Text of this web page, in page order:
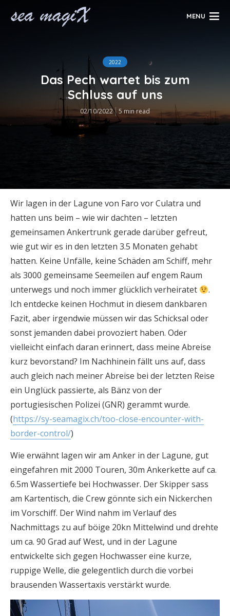
MENU
2022
Das Pech wartet bis zum
Schluss auf uns
02/10/2022 5 min read
Wir lagen in der Lagune von Faro vor Culatra und
hatten uns beim – wie wir dachten – letzten
gemeinsamen Ankertrunk gerade darüber gefreut,
wie gut wir es in den letzten 3.5 Monaten gehabt
hatten. Keine Unfälle, keine Schäden am Schiff, mehr
als 3000 gemeinsame Seemeilen auf engem Raum
unterwegs und noch immer glücklich verheiratet
.
Ich entdecke keinen Hochmut in diesem dankbaren
Fazit, aber irgendwie müssen wir das Schicksal oder
sonst jemanden dabei provoziert haben. Oder
vielleicht einfach daran erinnert, dass meine Abreise
kurz bevorstand? Im Nachhinein fällt uns auf, dass
auch gleich nach meiner Abreise bei der letzten Reise
ein Unglück passierte, als Bänz von der
portugiesischen Polizei (GNR) gerammt wurde.
(https://sy-seamagix.ch/too-close-encounter-with-
border-control/)
Wie erwähnt lagen wir am Anker in der Lagune, gut
eingefahren mit 2000 Touren, 30m Ankerkette auf ca.
6.5m Wassertiefe bei Hochwasser. Der Skipper sass
am Kartentisch, die Crew gönnte sich ein Nickerchen
im Vorschiff. Der Wind nahm im Verlauf des
Nachmittags zu auf böige 20kn Mittelwind und drehte
um ca. 90 Grad auf West, und in der Lagune
entwickelte sich gegen Hochwasser eine kurze,
ruppige Welle, die gelegentlich durch die vorbei
brausenden Wassertaxis verstärkt wurde.